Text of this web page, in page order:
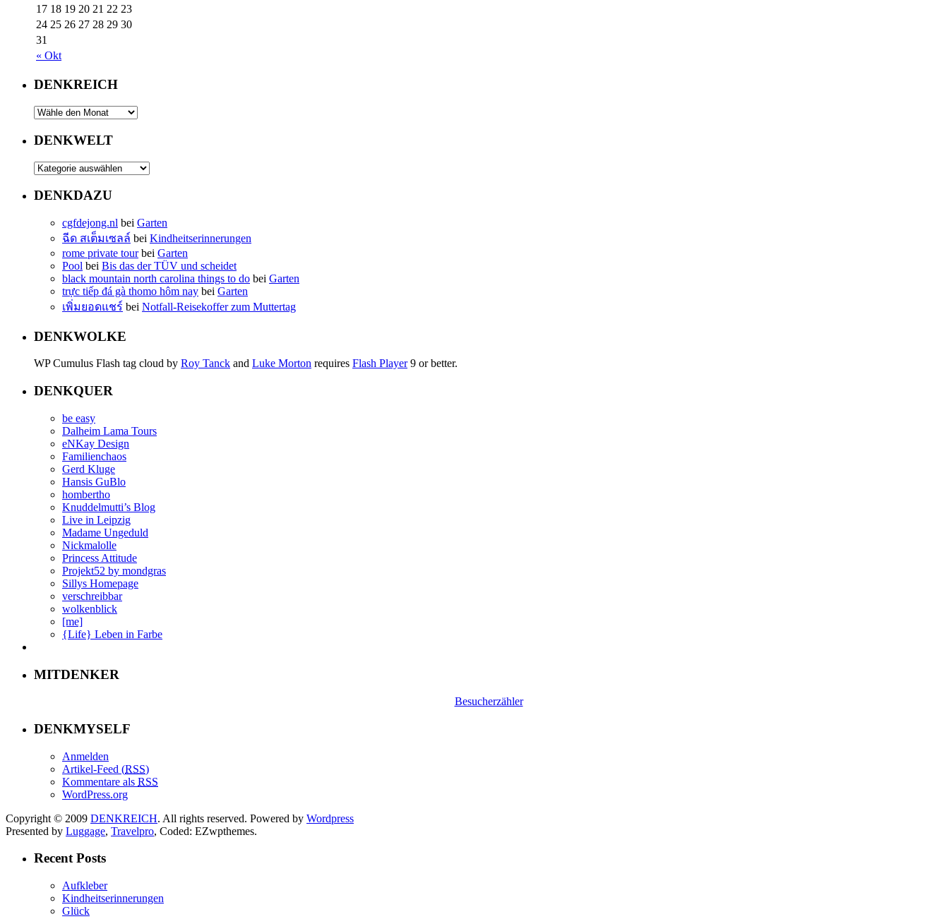
« Okt
17 18 19 20 21 22 23
24 25 26 27 28 29 30
31
DENKREICH
DENKWELT
DENKDAZU
cgfdejong.nl bei Garten
ฉีด สเต็มเซลล์ bei Kindheitserinnerungen
rome private tourbei Garten
Pool bei Bis das der TÜV und scheidet
black mountain north carolina things to do bei Garten
trực tiếp đá gà thomo hôm nay bei Garten
เพิ่มยอดแชร์ bei Notfall-Reisekoffer zum Muttertag
DENKWOLKE
WP Cumulus Flash tag cloud by Roy Tanck and Luke Morton requires Flash Player9 or better.
DENKQUER
be easy
Dalheim Lama Tours
eNKay Design
Familienchaos
Gerd Kluge
Hansis GuBlo
hombertho
Knuddelmutti’s Blog
Live in Leipzig
Madame Ungeduld
Nickmalolle
Princess Attitude
Projekt52 by mondgras
Sillys Homepage
verschreibbar
wolkenblick
[me]
{Life} Leben in Farbe
MITDENKER
Besucherzähler
DENKMYSELF
Anmelden
Artikel-Feed (RSS)
Kommentare als RSS
WordPress.org
Copyright © 2009 DENKREICH. All rights reserved. Powered by Wordpress
Presented by Luggage, Travelpro, Coded: EZwpthemes.
Recent Posts
Aufkleber
Kindheitserinnerungen
Glück